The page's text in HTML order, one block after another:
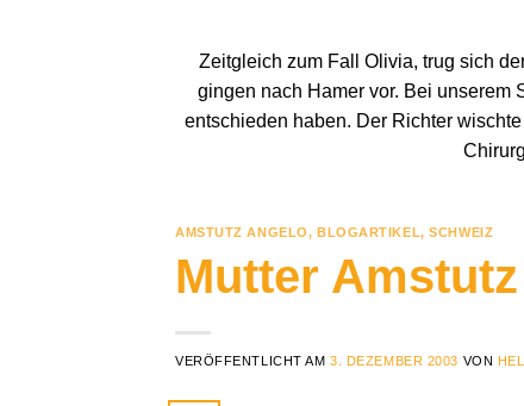
Zeitgleich zum Fall Olivia, trug sich
gingen nach Hamer vor. Bei unserem
entschieden haben. Der Richter
AMSTUTZ ANGELO, BLOGARTIKEL,SCHWEIZ
Mutter
VERÖFFENTLICHT AM3. DEZEMBER 2003 VON